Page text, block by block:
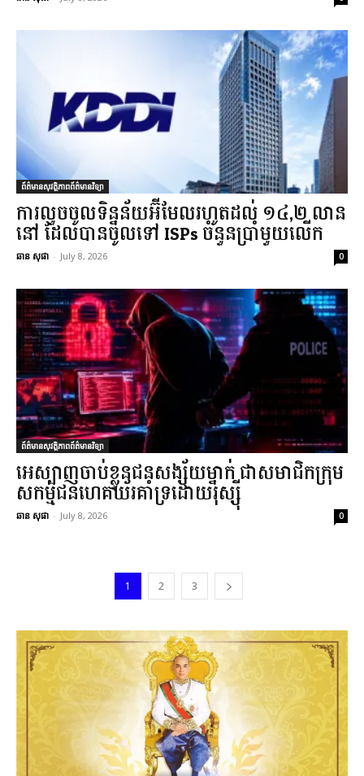
ព័ត៌មានសុវត្ថិភាពព័ត៌មានវិទ្យា
ការលួចចូលទិន្នន័យអ៊ីមែលរហូតដល់ ១៤,២ លាន
នៅ ដែលបានចូលទៅ ISPs ចំនួនប្រាំមួយលើក
ឆាន សុផា - July 8, 2026 0
ព័ត៌មានសុវត្ថិភាពព័ត៌មានវិទ្យា
អេស្បាញចាប់ខ្លួនជនសង្ស័យម្នាក់ ជាសមាជិកក្រុម
សកម្មជនហេគឃ័រគាំទ្រដោយរុស្ស៊ី
ឆាន សុផា - July 8, 2026 0
1 2 3